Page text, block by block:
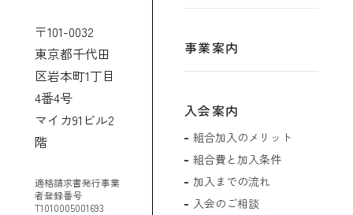
〒101-0032
東京都千代田
区岩本町1丁目
4番4号
マイカ91ビル2
階
適格請求書発行事業
者登録番号
T1010005001693
事業案内
入会案内
組合加入のメリット
組合費と加入条件
加入までの流れ
入会のご相談